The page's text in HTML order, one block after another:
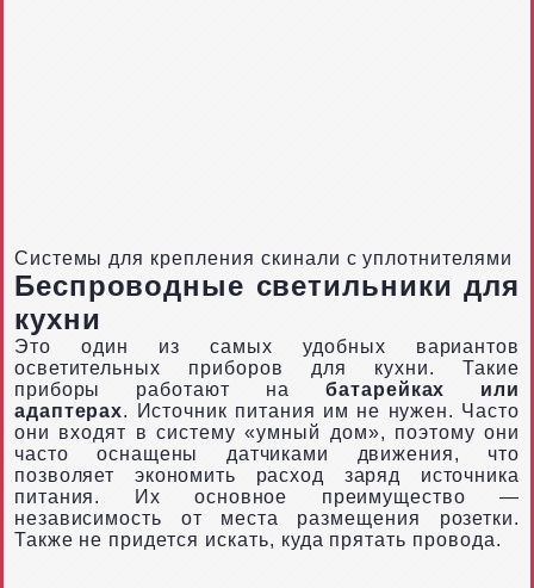
Системы для крепления скинали с уплотнителями
Беспроводные светильники для
кухни
Это один из самых удобных вариантов
осветительных приборов для кухни. Такие
приборы работают на батарейках или
адаптерах. Источник питания им не нужен. Часто
они входят в систему «умный дом», поэтому они
часто оснащены датчиками движения, что
позволяет экономить расход заряд источника
питания. Их основное преимущество —
независимость от места размещения розетки.
Также не придется искать, куда прятать провода.